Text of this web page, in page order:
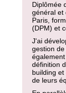
Diplômée
général et
Paris,
(DPM) et
J'ai
gestion
définition
building
de leurs